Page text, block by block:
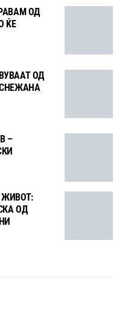
ОД
ЌЕ
ОД
–
ЖИВОТ:
ОД